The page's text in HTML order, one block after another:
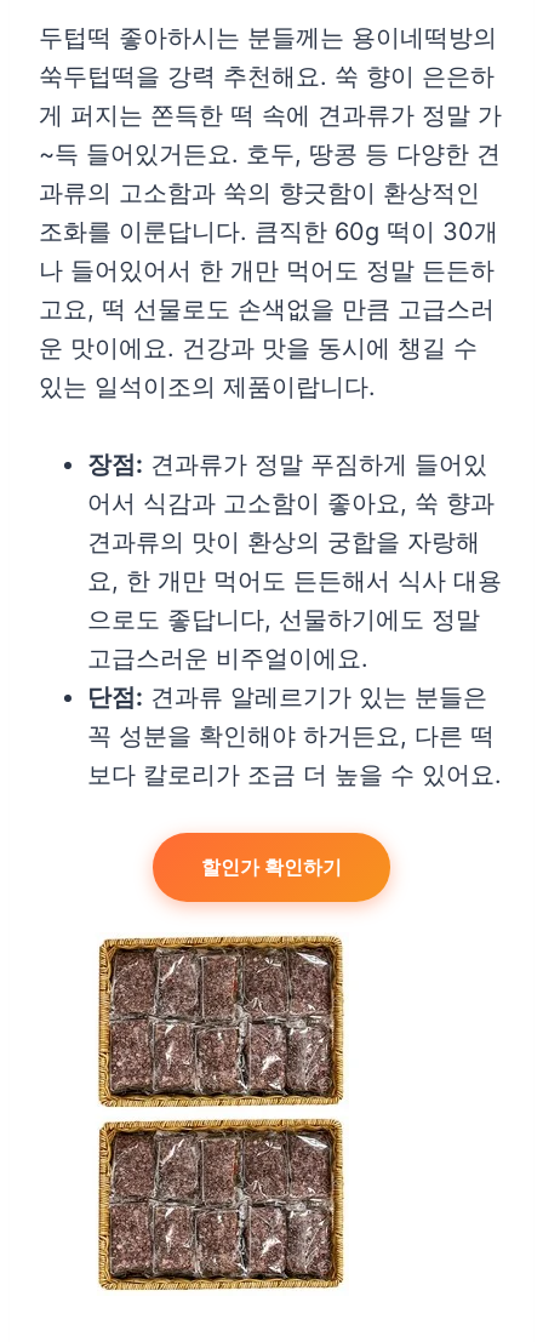
두텁떡 좋아하시는 분들께는 용이네떡방의
쑥두텁떡을 강력 추천해요. 쑥 향이 은은하
게 퍼지는 쫀득한 떡 속에 견과류가 정말 가
~득 들어있거든요. 호두, 땅콩 등 다양한 견
과류의 고소함과 쑥의 향긋함이 환상적인
조화를 이룬답니다. 큼직한 60g 떡이 30개
나 들어있어서 한 개만 먹어도 정말 든든하
고요, 떡 선물로도 손색없을 만큼 고급스러
운 맛이에요. 건강과 맛을 동시에 챙길 수
있는 일석이조의 제품이랍니다.
장점: 견과류가 정말 푸짐하게 들어있
어서 식감과 고소함이 좋아요, 쑥 향과
견과류의 맛이 환상의 궁합을 자랑해
요, 한 개만 먹어도 든든해서 식사 대용
으로도 좋답니다, 선물하기에도 정말
고급스러운 비주얼이에요.
단점: 견과류 알레르기가 있는 분들은
꼭 성분을 확인해야 하거든요, 다른 떡
보다 칼로리가 조금 더 높을 수 있어요.
할인가 확인하기